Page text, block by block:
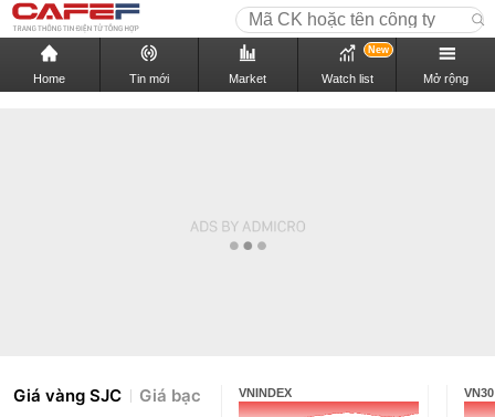
Home Tin mới Market Watch list
New
Mở rộng
Giá vàng SJC Giá bạc VNINDEX VN30